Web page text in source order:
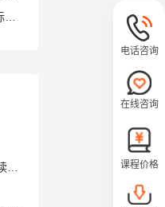
VIPKID 如何用英语日记培养国际化人才？
worker是什么意思_worker怎么读_音标'wɜ-kə(r)
电话咨询
在线咨询
课程价格